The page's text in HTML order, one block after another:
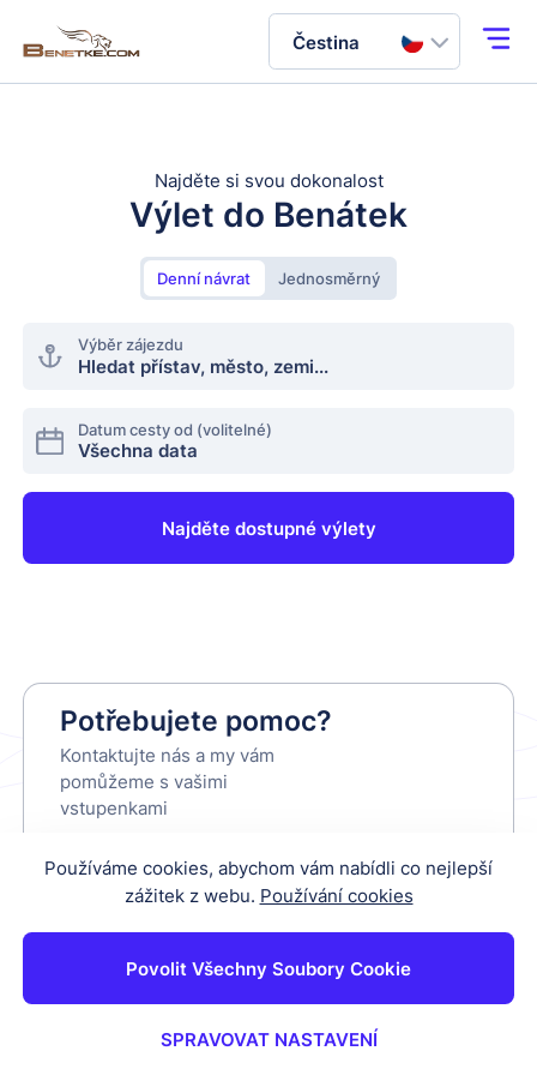
Čestina
Najděte si svou dokonalost
Výlet do Benátek
Denní návrat Jednosměrný
Výběr zájezdu
Datum cesty od (volitelné)
Najděte dostupné výlety
Potřebujete pomoc?
Kontaktujte nás a my vám
pomůžeme s vašimi
vstupenkami
rezervacije@benetke.com
+386 5 674 7160
Podmínky použití
Zásady ochrany osobních údajů
Zásady používání souborů cookie
Copyright © 2026 Benetke. All rights reserved.
Používáme cookies, abychom vám nabídli co nejlepší
zážitek z webu. Používání cookies
Povolit Všechny Soubory Cookie
SPRAVOVAT NASTAVENÍ